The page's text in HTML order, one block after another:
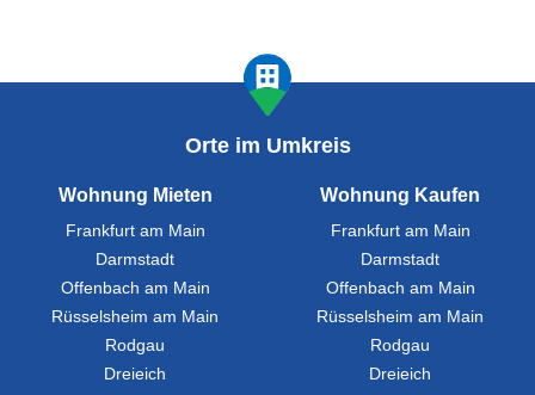
Orte im Umkreis
Wohnung Mieten
Frankfurt am Main
Darmstadt
Offenbach am Main
Rüsselsheim am Main
Rodgau
Dreieich
Wohnung Kaufen
Frankfurt am Main
Darmstadt
Offenbach am Main
Rüsselsheim am Main
Rodgau
Dreieich